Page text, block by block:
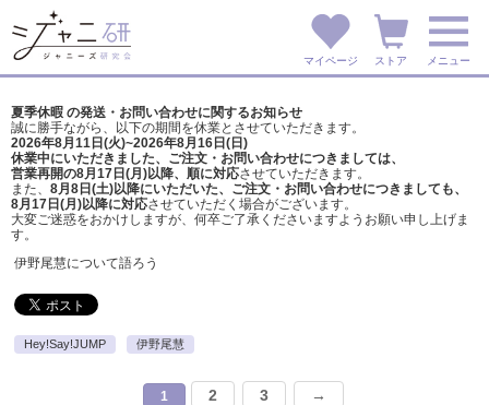
マイページ ストア メニュー
夏季休暇 の発送・お問い合わせに関するお知らせ
誠に勝手ながら、以下の期間を休業とさせていただきます。
2026年8月11日(火)~2026年8月16日(日)
休業中にいただきました、ご注文・お問い合わせにつきましては、
営業再開の8月17日(月)以降、順に対応させていただきます。
また、 8月8日(土)以降にいただいた、ご注文・ お問い合わせにつきましても、
8月17日(月)以降に対応させていただく場合がございます。
大変ご迷惑をおかけしますが、 何卒ご了承くださいますようお願い申し上げま
す。
伊野尾慧について語ろう
Hey!Say!JUMP 伊野尾慧
1 2 3 →